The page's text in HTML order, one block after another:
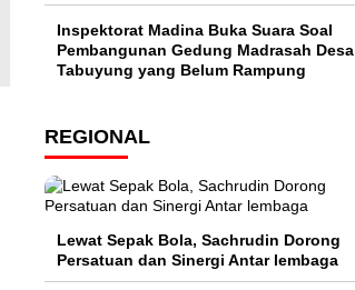
Inspektorat Madina Buka Suara Soal
Pembangunan Gedung Madrasah Desa
Tabuyung yang Belum Rampung
REGIONAL
Lewat Sepak Bola, Sachrudin Dorong
Persatuan dan Sinergi Antar lembaga